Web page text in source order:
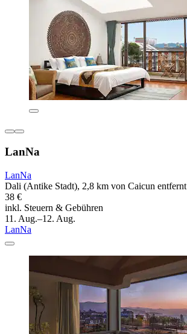
LanNa
LanNa
Dali (Antike Stadt), 2,8 km von Caicun entfernt
38 €
inkl. Steuern & Gebühren
11. Aug.–12. Aug.
LanNa